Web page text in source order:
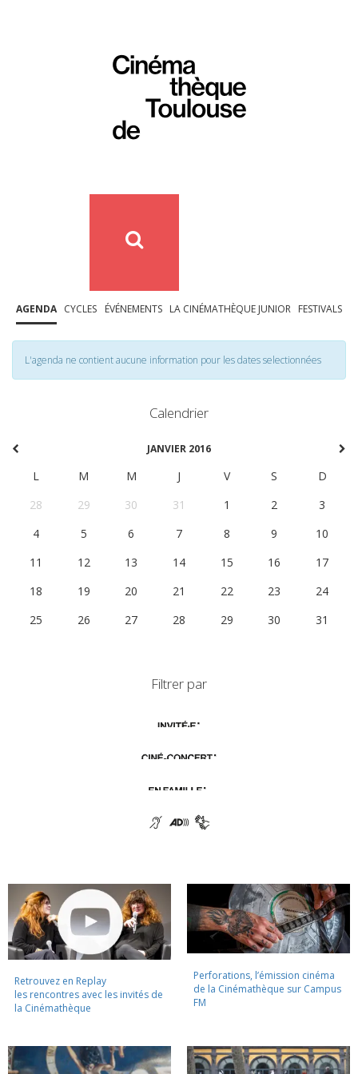
AGENDA CYCLES ÉVÉNEMENTS LA CINÉMATHÈQUE JUNIOR FESTIVALS
L'agenda ne contient aucune information pour les dates selectionnées
Calendrier
JANVIER 2016
L M M J V S
D
28
29 30 31 1 2
3
4
5 6 7 8 9
10
11
12 13 14 15 16
17
18
19 20 21 22 23
24
25
26 27 28 29 30 31
Filtrer par
Retrouvez en Replay
les rencontres avec les invités de
la Cinémathèque
Perforations, l’émission cinéma
de la Cinémathèque sur Campus
FM